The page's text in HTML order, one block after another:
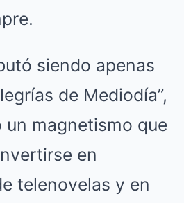
siendo apenas
de Mediodía”,
un magnetismo que
en
telenovelas y en